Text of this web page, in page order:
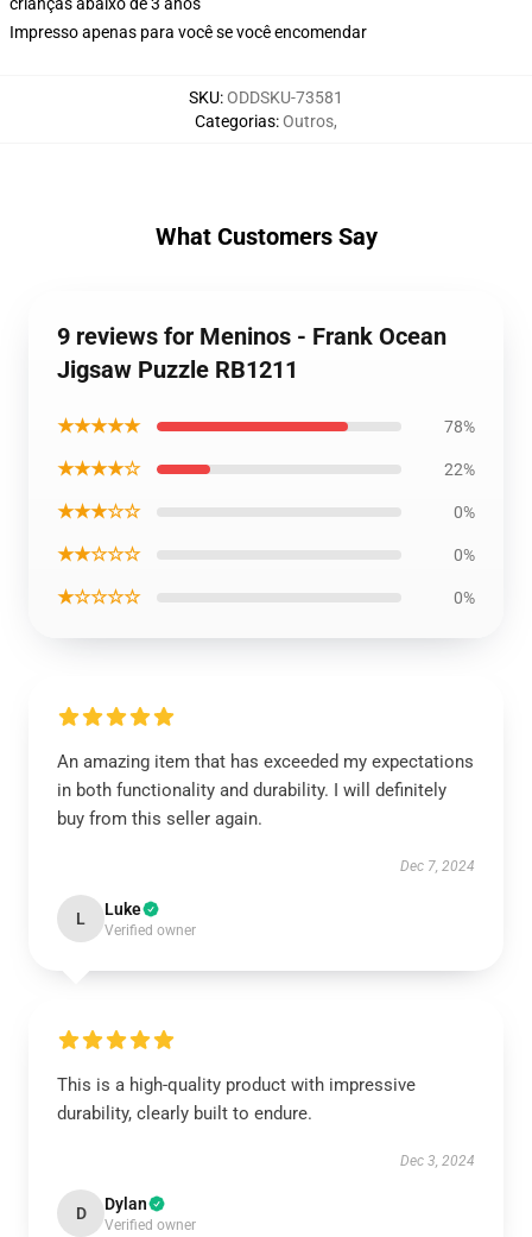
Impresso apenas para você se você encomendar
SKU:ODDSKU-73581
Categorias:Outros,
What Customers Say
9 reviews for Meninos - Frank Ocean
Jigsaw Puzzle RB1211
★★★★★ 78%
★★★★☆ 22%
★★★☆☆ 0%
★★☆☆☆ 0%
★☆☆☆☆ 0%
An amazing item that has exceeded my expectations
in both functionality and durability. I will definitely
buy from this seller again.
Dec 7, 2024
L Luke
Verified owner
This is a high-quality product with impressive
durability, clearly built to endure.
Dec 3, 2024
D Dylan
Verified owner